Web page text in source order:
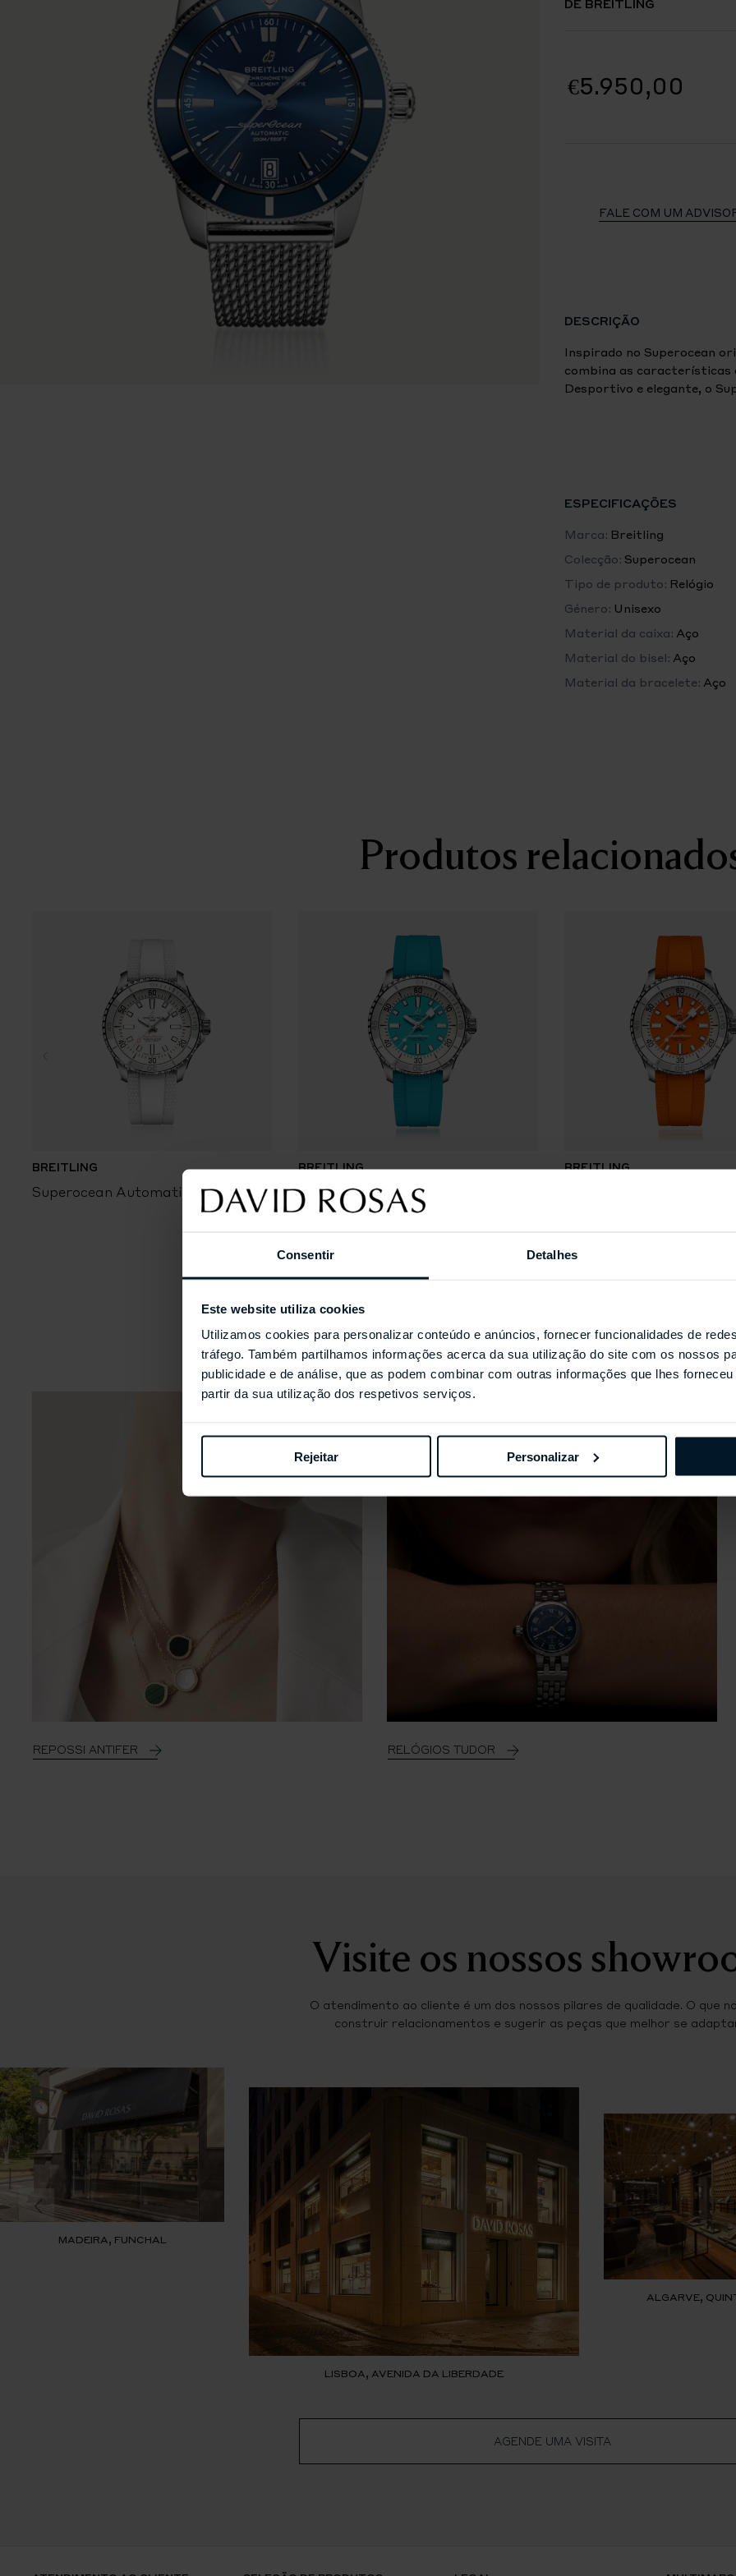
Consentir Detalhes
Este website utiliza cookies
Utilizamos cookies para personalizar conteúdo e anúncios, fornecer funcionalidades de
tráfego. Também partilhamos informações acerca da sua utilização do site com os nossos
publicidade e de análise, que as podem combinar com outras informações que lhes
partir da sua utilização dos respetivos serviços.
Rejeitar Personalizar
DE BREITLING
€5.950,00
FALE COM UM
DESCRIÇÃO
Inspirado no Superocean
combina as características
Desportivo e elegante, o
Apresentado com uma
borracha «estilo malha»
movido pelo Calibre
Dados técnicos
Movimento
Calibre
Breitling B20
28.800 a.p.h.
Jóia
Janela no mostrador
Material da caixa
Aço inoxidável
Fundo da caixa
Resistência à água
Bezel
roscada, duas juntas
Dimensões
Peso do Produto
91.8 g
Diâmetro
Altura (ponta do aro
51.58 mm
Largura do Aro (entre os
22.05 mm
Pulseira
Material da pulseira
ESPECIFICAÇÕES
Marca: Breitling
Colecção: Superocean
Tipo de produto: Relógio
Género: Unisexo
Material da caixa: Aço
Material do bisel: Aço
Material da bracelete: Aço
Produtos
BREITLING
Superocean Automatic 36
BREITLING
Superocean Automatic 36
BREITLING
Coleções
REPOSSI ANTIFER RELÓGIOS TUDOR
Visite os nossos
O atendimento ao cliente é um dos nossos pilares de qualidade. O que
construir relacionamentos e sugerir as peças que melhor se
MADEIRA, FUNCHAL
LISBOA, AVENIDA DA LIBERDADE
ALGARVE,
AGENDE UMA VISITA